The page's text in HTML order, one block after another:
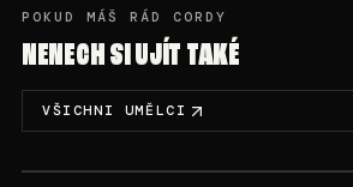
POKUD MÁŠ RÁD CORDY
NENECH SI UJÍT TAKÉ
VŠICHNI UMĚLCI